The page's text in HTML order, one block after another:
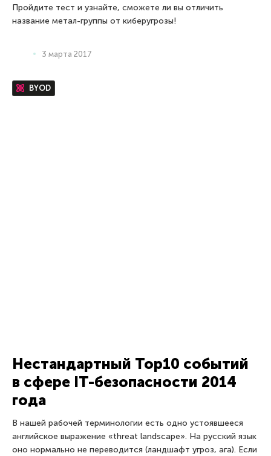
Пройдите тест и узнайте, сможете ли вы отличить
название метал-группы от киберугрозы!
3 марта 2017
BYOD
Нестандартный Top10 событий
в сфере IT-безопасности 2014
года
В нашей рабочей терминологии есть одно устоявшееся
английское выражение «threat landscape». На русский язык
оно нормально не переводится (ландшафт угроз, ага). Если